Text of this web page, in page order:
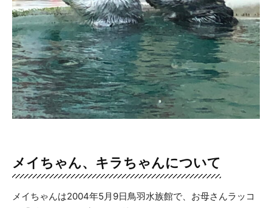
メイちゃん、キラちゃんについて
メイちゃんは2004年5月9日鳥羽水族館で、お母さんラッコ